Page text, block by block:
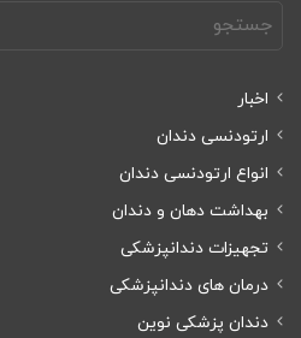
اخبار
ارتودنسی دندان
انواع ارتودنسی دندان
بهداشت دهان و دندان
تجهیزات دندانپزشکی
درمان های دندانپزشکی
دندان پزشکی نوین